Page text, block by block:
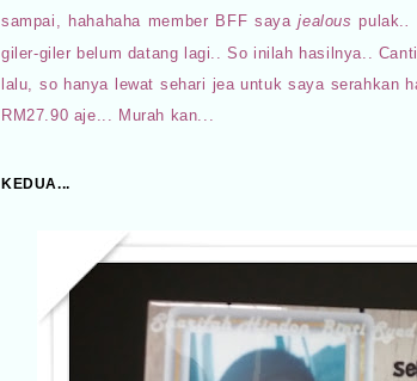
sampai, hahahaha member BFF sayajealouspulak.
giler-giler belum datang lagi.. So inilah hasilnya..
lalu, so hanya lewat sehari jea untuk saya serahkan
RM27.90 aje... Murah kan...
KEDUA...